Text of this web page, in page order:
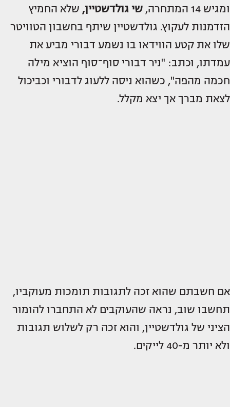
ומגיש 14 המתחרה, שי גולדשטיין, שלא החמיץ
הזדמנות לעקוץ. גולדשטיין שיתף בחשבון הטוויטר
שלו את קטע הווידאו בו נשמע דבורי מביע את
עמדתו, וכתב: "ניר דבורי סוף־סוף הוציא מילה
חכמה מהפה", כשהוא ניסה ללעוג לדבורי וכביכול
לצאת מברך אך יצא מקלל.
אם חשבתם שהוא זכה לתגובות תומכות מעוקביו,
תחשבו שוב, נראה שהעוקבים לא התחברו להומור
הציני של גולדשטיין, והוא זכה רק לשלוש תגובות
ולא יותר מ-40 לייקים.